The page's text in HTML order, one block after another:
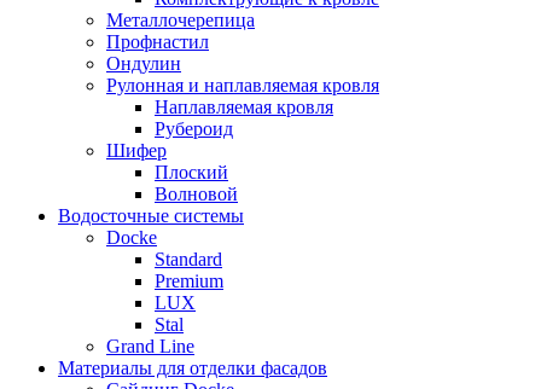
Металлочерепица
Профнастил
Ондулин
Рулонная и наплавляемая кровля
Наплавляемая кровля
Рубероид
Шифер
Плоский
Волновой
Водосточные системы
Docke
Standard
Premium
LUX
Stal
Grand Line
Материалы для отделки фасадов